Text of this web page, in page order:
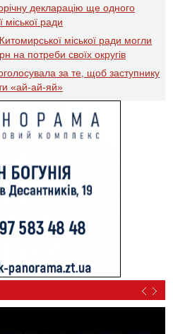
декларацію ще одного
ради
міської ради могли
на потреби своїх округів
за те, щоб заступнику
«ай-ай-яй»